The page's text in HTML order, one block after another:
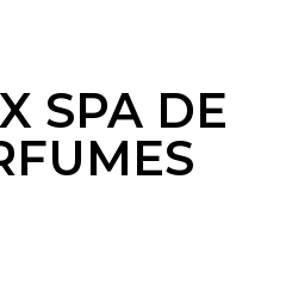
SPA DE